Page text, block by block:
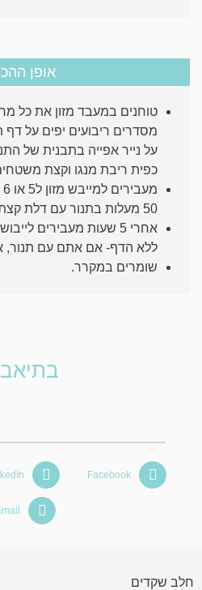
אופן
טוחנים במעבד מזון את כל
מסדרים ריבועים יפים על
על נייר אפייה בתבנית של
כפית ריבת מנגו וקצת
50 מעלות בתנור עם דלת קצת פתוחה.
אחרי 5 שעות מעבירים
ללא הדף- אם אתם עם תנור,
שומרים במקרר.
Facebook
חלב שקדים